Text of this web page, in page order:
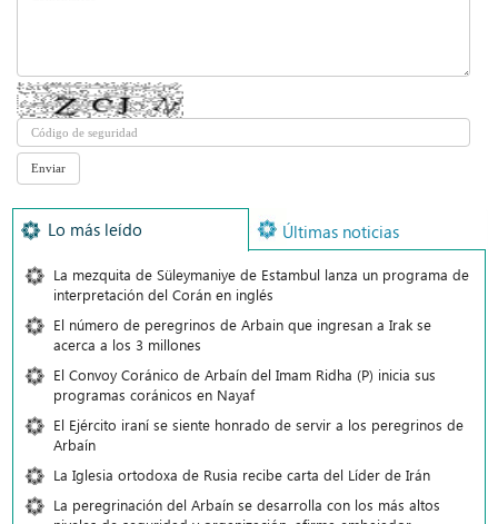
Lo más leído Últimas noticias
La mezquita de Süleymaniye de Estambul lanza un programa de
interpretación del Corán en inglés
El número de peregrinos de Arbain que ingresan a Irak se
acerca a los 3 millones
El Convoy Coránico de Arbaín del Imam Ridha (P) inicia sus
programas coránicos en Nayaf
El Ejército iraní se siente honrado de servir a los peregrinos de
Arbaín
La Iglesia ortodoxa de Rusia recibe carta del Líder de Irán
La peregrinación del Arbaín se desarrolla con los más altos